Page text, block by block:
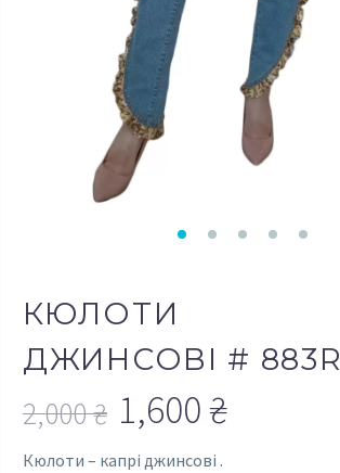
КЮЛОТИ
ДЖИНСОВІ # 883R
2,000₴
Оригінальна
1,600₴
Поточна
Кюлоти – капрі джинсові .